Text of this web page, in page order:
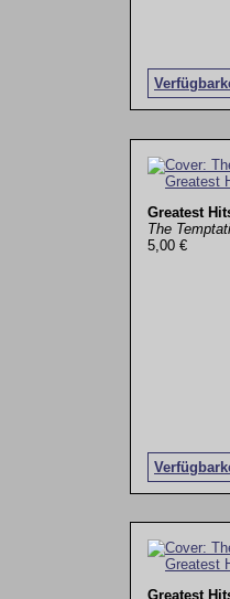
Greatest
The
5,00 €
Greatest